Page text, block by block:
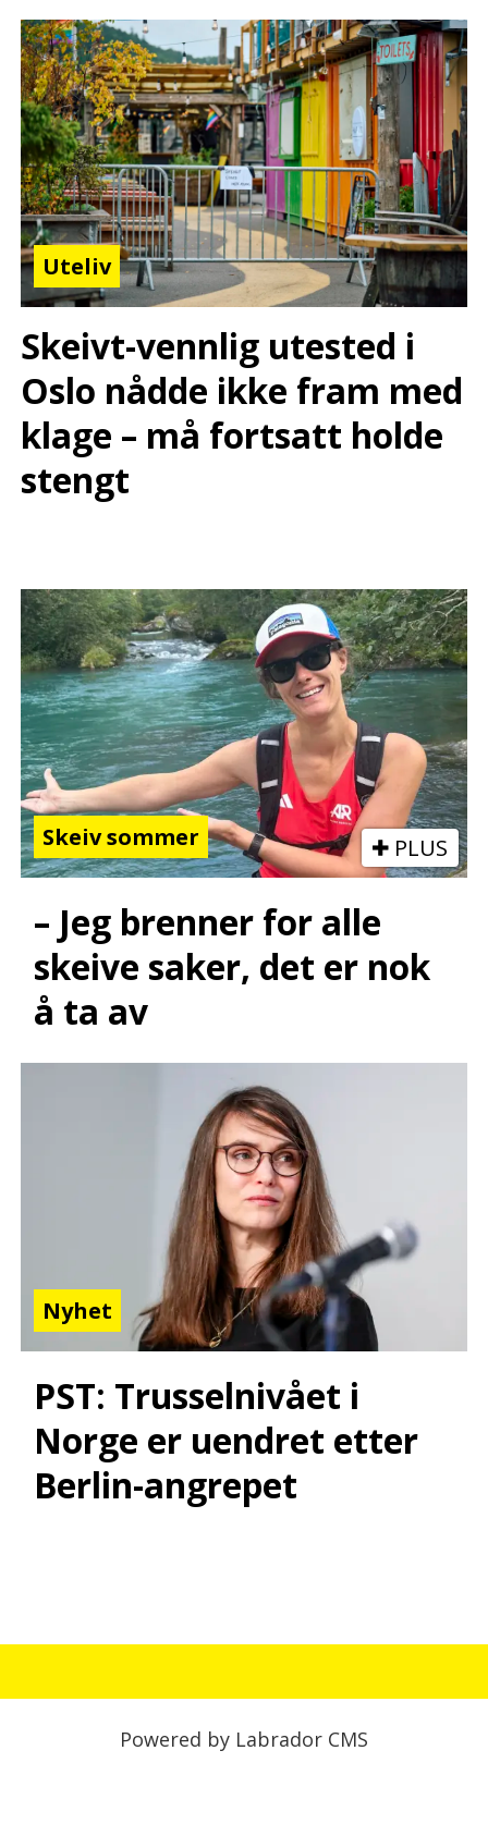
Uteliv
Skeivt-vennlig utested i
Oslo nådde ikke fram med
klage – må fortsatt holde
stengt
Skeiv sommer PLUS
– Jeg brenner for alle
skeive saker, det er nok
å ta av
Nyhet
PST: Trusselnivået i
Norge er uendret etter
Berlin-angrepet
Powered by Labrador CMS